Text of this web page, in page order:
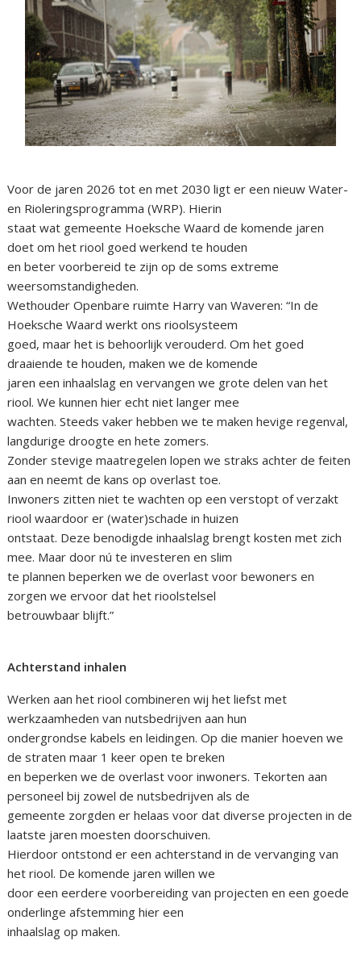
Voor de jaren 2026 tot en met 2030 ligt er een nieuw Water-
en Rioleringsprogramma (WRP). Hierin
staat wat gemeente Hoeksche Waard de komende jaren
doet om het riool goed werkend te houden
en beter voorbereid te zijn op de soms extreme
weersomstandigheden.
Wethouder Openbare ruimte Harry van Waveren: “In de
Hoeksche Waard werkt ons rioolsysteem
goed, maar het is behoorlijk verouderd. Om het goed
draaiende te houden, maken we de komende
jaren een inhaalslag en vervangen we grote delen van het
riool. We kunnen hier echt niet langer mee
wachten. Steeds vaker hebben we te maken hevige regenval,
langdurige droogte en hete zomers.
Zonder stevige maatregelen lopen we straks achter de feiten
aan en neemt de kans op overlast toe.
Inwoners zitten niet te wachten op een verstopt of verzakt
riool waardoor er (water)schade in huizen
ontstaat. Deze benodigde inhaalslag brengt kosten met zich
mee. Maar door nú te investeren en slim
te plannen beperken we de overlast voor bewoners en
zorgen we ervoor dat het rioolstelsel
betrouwbaar blijft.”
Achterstand inhalen
Werken aan het riool combineren wij het liefst met
werkzaamheden van nutsbedrijven aan hun
ondergrondse kabels en leidingen. Op die manier hoeven we
de straten maar 1 keer open te breken
en beperken we de overlast voor inwoners. Tekorten aan
personeel bij zowel de nutsbedrijven als de
gemeente zorgden er helaas voor dat diverse projecten in de
laatste jaren moesten doorschuiven.
Hierdoor ontstond er een achterstand in de vervanging van
het riool. De komende jaren willen we
door een eerdere voorbereiding van projecten en een goede
onderlinge afstemming hier een
inhaalslag op maken.